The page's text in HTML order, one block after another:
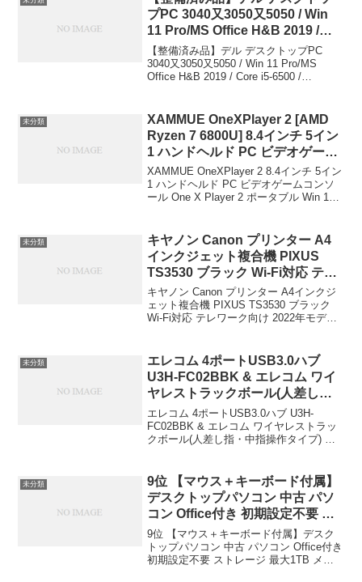
プPC 3040又3050又5050 / Win
11 Pro/MS Office H&B 2019 /
Core i5-6500 / Bluetooth/wajun
のWIFI/HDMI/DVD / 8GB / 256GB
SSD 5つ星のうち4.0 1,257
【整備済み品】デル デスクトップPC
3040又3050又5050 / Win 11 Pro/MS
Office H&B 2019 / Core i5-6500 /
未分類
XAMMUE OneXPlayer 2 [AMD
Ryzen 7 6800U] 8.4インチ 5イン
1 ハンドヘルド PC ビデオゲーム
コンソール One X Player 2 ポー
タブル Win 11 Home OS ラップ
トップ 2560×1600 Mini ポケット
32GB+1TB ホワイト One
Netbook ￥164,999
XAMMUE OneXPlayer 2 8.4インチ 5イン
1 ハンドヘルド PC ビデオゲームコンソ
ール One X Player 2 ポータブル Win 11
未分類
キヤノン Canon プリンター A4
インクジェット複合機 PIXUS
TS3530 ブラック Wi-Fi対応 テレ
ワーク向け 2022年モデル 4色・
一体型・対応インクBC-365/366
シリーズ キヤノン ￥7,000
キヤノン Canon プリンター A4インクジ
ェット複合機 PIXUS TS3530 ブラック
Wi-Fi対応 テレワーク向け 2022年モデル
未分類
エレコム 4ポートUSB3.0ハブ
U3H-FC02BBK & エレコム ワイ
ヤレストラックボール(人差し
指・中指操作タイプ) M-
HT1DRXBK セット エレコム
(ELECOM) ￥6,789
エレコム 4ポートUSB3.0ハブ U3H-
FC02BBK & エレコム ワイヤレストラッ
クボール(人差し指・中指操作タイプ) M-
ラックハード...
未分類
9位 【マウス＋キーボード付属】
デスクトップパソコン 中古 パソ
コン Office付き 初期設定不要 ス
トレージ 最大1TB メモリ32GB
Corei5 第8世代 DELL Optiplex
3060 SFF デスクトップ 中古パソ
9位 【マウス＋キーボード付属】デスク
トップパソコン 中古 パソコン Office付き
初期設定不要 ストレージ 最大1TB メモ